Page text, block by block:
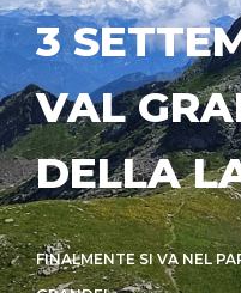
ESCURSIONI
PHOTOGALLERY
IL BLOG
I GADGET
WEBAPP
3
VAL
DELLA
FINALMENTE SI VA NEL